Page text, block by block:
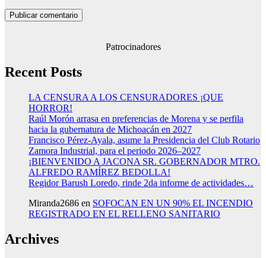
Patrocinadores
Recent Posts
LA CENSURA A LOS CENSURADORES ¡QUE
HORROR!
Raúl Morón arrasa en preferencias de Morena y se perfila
hacia la gubernatura de Michoacán en 2027
Francisco Pérez-Ayala, asume la Presidencia del Club Rotario
Zamora Industrial, para el periodo 2026–2027
¡BIENVENIDO A JACONA SR. GOBERNADOR MTRO.
ALFREDO RAMÍREZ BEDOLLA!
Regidor Barush Loredo, rinde 2da informe de actividades…
Miranda2686 en SOFOCAN EN UN 90% EL INCENDIO
REGISTRADO EN EL RELLENO SANITARIO
Archives